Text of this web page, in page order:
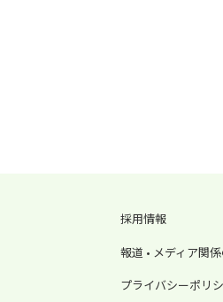
採用情報
報道 • メディア関
プライバシーポリ